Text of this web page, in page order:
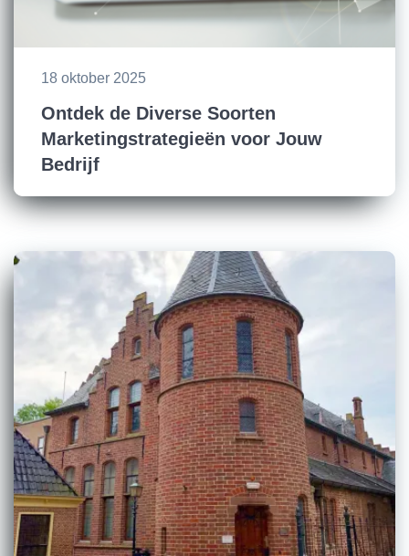
18 oktober 2025
Ontdek de Diverse Soorten
Marketingstrategieën voor Jouw
Bedrijf